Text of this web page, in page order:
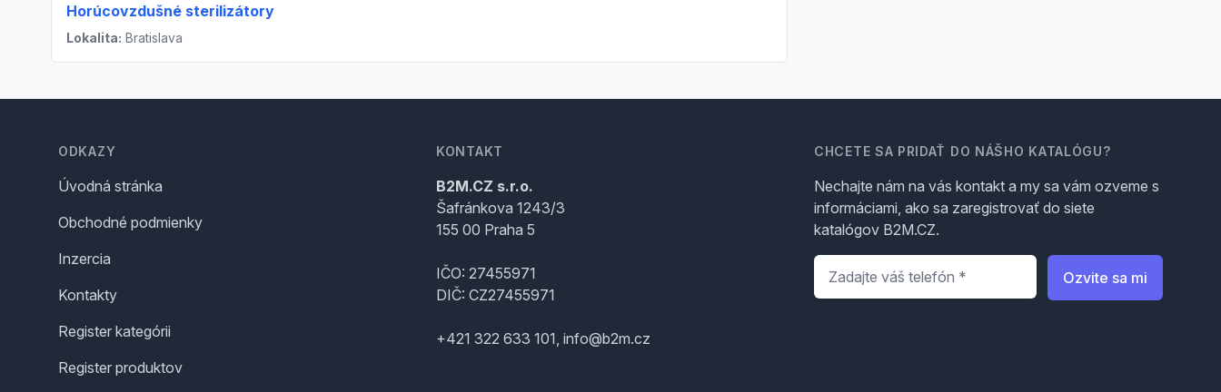
Horúcovzdušné sterilizátory
Lokalita: Bratislava
ODKAZY
Úvodná stránka
Obchodné podmienky
Inzercia
Kontakty
Register kategórii
Register produktov
KONTAKT
B2M.CZ s.r.o.
Šafránkova 1243/3
155 00 Praha 5
IČO: 27455971
DIČ: CZ27455971
+421 322 633 101, info@b2m.cz
CHCETE SA PRIDAŤ DO NÁŠHO KATALÓGU?
Nechajte nám na vás kontakt a my sa vám ozveme s
informáciami, ako sa zaregistrovať do siete
katalógov B2M.CZ.
Telefón
Ozvite sa mi